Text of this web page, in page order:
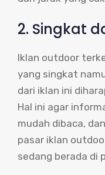
2. Singkat
Iklan outdoor
yang singkat
dari iklan ini
Hal ini agar
mudah dibaca,
pasar iklan
sedang berada di